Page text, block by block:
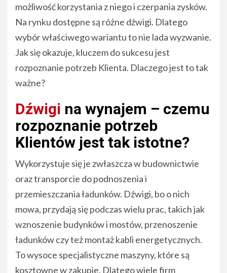
możliwość korzystania z niego i czerpania zysków.
Na rynku dostępne są różne dźwigi. Dlatego
wybór właściwego wariantu to nie lada wyzwanie.
Jak się okazuje, kluczem do sukcesu jest
rozpoznanie potrzeb Klienta. Dlaczego jest to tak
ważne?
Dźwigi na wynajem – czemu
rozpoznanie potrzeb
Klientów jest tak istotne?
Wykorzystuje się je zwłaszcza w budownictwie
oraz transporcie do podnoszenia i
przemieszczania ładunków. Dźwigi, bo o nich
mowa, przydają się podczas wielu prac, takich jak
wznoszenie budynków i mostów, przenoszenie
ładunków czy też montaż kabli energetycznych.
To wysoce specjalistyczne maszyny, które są
kosztowne w zakupie. Dlatego wiele firm